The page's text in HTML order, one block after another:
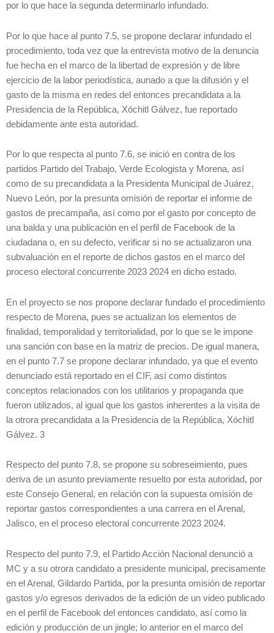
por lo que hace la segunda determinarlo infundado.
Por lo que hace al punto 7.5, se propone declarar infundado el
procedimiento, toda vez que la entrevista motivo de la denuncia
fue hecha en el marco de la libertad de expresión y de libre
ejercicio de la labor periodística, aunado a que la difusión y el
gasto de la misma en redes del entonces precandidata a la
Presidencia de la República, Xóchitl Gálvez, fue reportado
debidamente ante esta autoridad.
Por lo que respecta al punto 7.6, se inició en contra de los
partidos Partido del Trabajo, Verde Ecologista y Morena, así
como de su precandidata a la Presidenta Municipal de Juárez,
Nuevo León, por la presunta omisión de reportar el informe de
gastos de precampaña, así como por el gasto por concepto de
una balda y una publicación en el perfil de Facebook de la
ciudadana o, en su defecto, verificar si no se actualizaron una
subvaluación en el reporte de dichos gastos en el marco del
proceso electoral concurrente 2023 2024 en dicho estado.
En el proyecto se nos propone declarar fundado el procedimiento
respecto de Morena, pues se actualizan los elementos de
finalidad, temporalidad y territorialidad, por lo que se le impone
una sanción con base en la matriz de precios. De igual manera,
en el punto 7.7 se propone declarar infundado, ya que el evento
denunciado está reportado en el CIF, así como distintos
conceptos relacionados con los utilitarios y propaganda que
fueron utilizados, al igual que los gastos inherentes a la visita de
la otrora precandidata a la Presidencia de la República, Xóchitl
Gálvez. 3
Respecto del punto 7.8, se propone su sobreseimiento, pues
deriva de un asunto previamente resuelto por esta autoridad, por
este Consejo General, en relación con la supuesta omisión de
reportar gastos correspondientes a una carrera en el Arenal,
Jalisco, en el proceso electoral concurrente 2023 2024.
Respecto del punto 7.9, el Partido Acción Nacional denunció a
MC y a su otrora candidato a presidente municipal, precisamente
en el Arenal, Gildardo Partida, por la presunta omisión de reportar
gastos y/o egresos derivados de la edición de un video publicado
en el perfil de Facebook del entonces candidato, así como la
edición y producción de un jingle; lo anterior en el marco del